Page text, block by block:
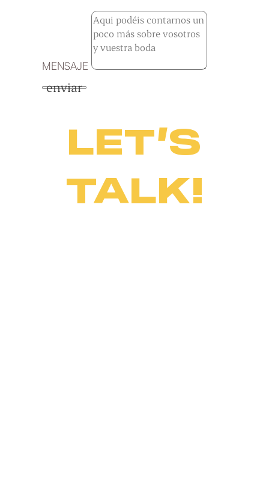
MENSAJE
enviar
LET’S
TALK!